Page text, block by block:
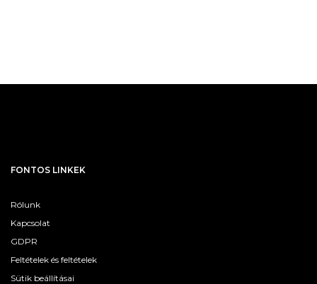
FONTOS LINKEK
Rólunk
Kapcsolat
GDPR
Feltételek és feltételek
Sütik beállításai